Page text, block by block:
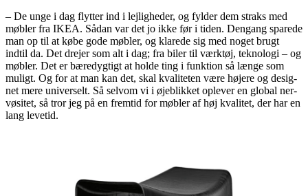
– De unge i dag flytter ind i lejligheder, og fylder dem straks med
møbler fra IKEA. Sådan var det jo ikke før i tiden. Dengang sparede
man op til at købe gode møbler, og klarede sig med noget brugt
indtil da. Det drejer som alt i dag; fra biler til værktøj, teknologi – og
møbler. Det er bæredygtigt at holde ting i funktion så længe som
muligt. Og for at man kan det, skal kvaliteten være højere og desig-
net mere universelt. Så selvom vi i øjeblikket oplever en global ner-
vøsitet, så tror jeg på en fremtid for møbler af høj kvalitet, der har en
lang levetid.